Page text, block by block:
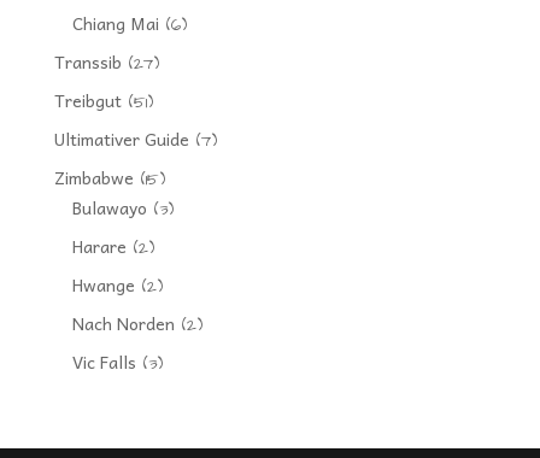
Chiang Mai (6)
Transsib (27)
Treibgut(51)
Ultimativer Guide (7)
Zimbabwe (15)
Bulawayo (3)
Harare (2)
Hwange (2)
Nach Norden (2)
Vic Falls (3)